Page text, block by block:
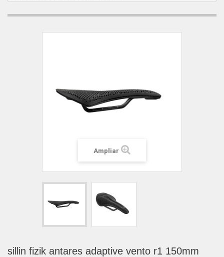
Ampliar
sillin fizik antares adaptive vento r1 150mm